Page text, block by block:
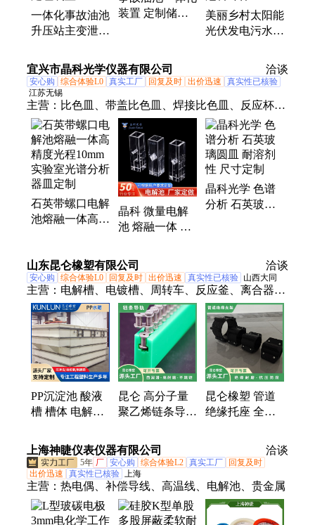
一体化事故油池
升压站主变泄露
定制 电解处理
装置
装置 定制储油
美丽乡村太阳能
光伏发电污水处
卫生间厨房 冠
科环保
宜兴市晶科光学仪器有限公司 洽谈
安心购 综合体验L0 真实工厂 回复及时 出价迅速
真实性已核验
江苏无锡
主营： 比色皿、带盖比色皿、焊接比色皿、反应杯、
生化仪样品杯、样品池、流动池、流通池、荧光比色
皿、比色杯
石英带螺口电解
池熔融一体高精
皿定制
晶科 微量电解
池 熔融一体 石
光程 1.25壁厚实
验器皿
晶科光学 色谱
分析 石英玻璃
山东昆仑橡塑有限公司 洽谈
安心购 综合体验L0 回复及时 出价迅速 真实性已核验 山西大同
主营： 电解槽、电镀槽、周转车、反应釜、离合器、
养鱼池、废水盘、加工件、酸液槽、计量罐、接水
盘、储物柜、磷化槽、试剂柜、异形件、聚乙烯板、
塑料刮板、防腐水箱、聚丙烯板、水处理箱、养殖水
箱、聚丙烯水箱、塑料皮带轮、自润滑塑料、聚丙烯
箱子
PP沉淀池 酸液
槽 槽体 电解槽
耐酸碱 可定制
昆仑
昆仑 高分子量
聚乙烯链条导轨
业流水线专用
ETA型10B
昆仑橡塑 管道
绝缘托座 全新
上海神睫仪表仪器有限公司 洽谈
5年 厂 安心购 综合体验L2 真实工厂
回复及时
出价迅速
真实性已核验 上海
主营： 热电偶、补偿导线、高温线、电解池、贵金属